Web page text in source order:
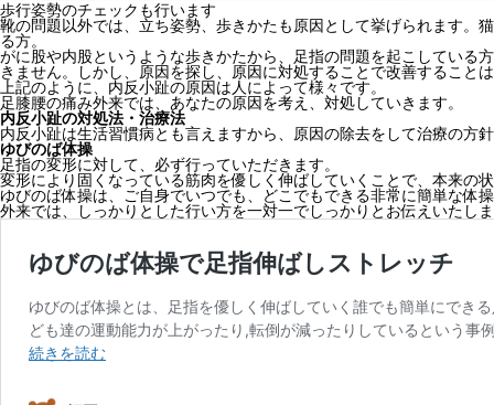
歩行姿勢のチェックも行います
靴の問題以外では、立ち姿勢、歩きかたも原因として挙げられます。
る方。
がに股や内股というような歩きかたから、足指の問題を起こしている
きません。しかし、原因を探し、原因に対処することで改善すること
上記のように、内反小趾の原因は人によって様々です。
足膝腰の痛み外来では、あなたの原因を考え、対処していきます。
内反小趾の対処法・治療法
内反小趾は生活習慣病とも言えますから、原因の除去をして治療の方
ゆびのば体操
足指の変形に対して、必ず行っていただきます。
変形により固くなっている筋肉を優しく伸ばしていくことで、本来の
ゆびのば体操は、ご自身でいつでも、どこでもできる非常に簡単な体
外来では、しっかりとした行い方を一対一でしっかりとお伝えいたし